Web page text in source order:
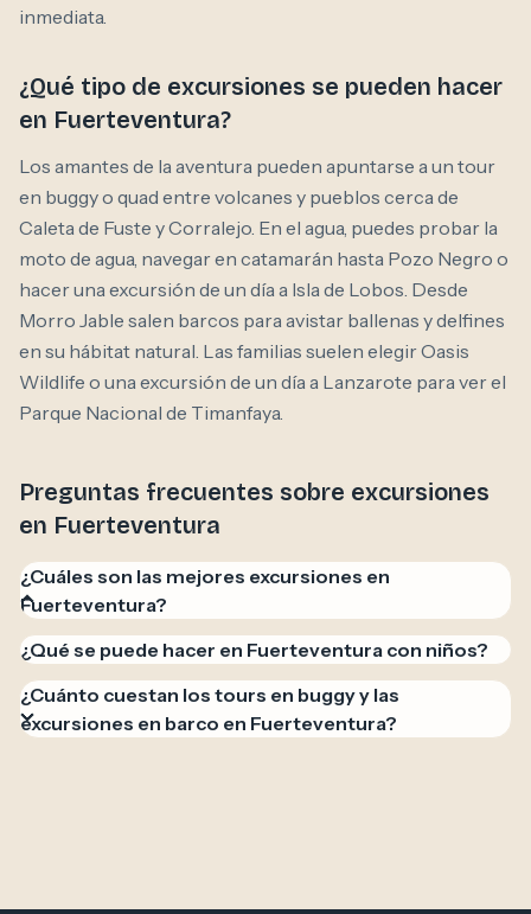
inmediata.
¿Qué tipo de excursiones se pueden hacer
en Fuerteventura?
Los amantes de la aventura pueden apuntarse a un tour
en buggy o quad entre volcanes y pueblos cerca de
Caleta de Fuste y Corralejo. En el agua, puedes probar la
moto de agua, navegar en catamarán hasta Pozo Negro o
hacer una excursión de un día a Isla de Lobos. Desde
Morro Jable salen barcos para avistar ballenas y delfines
en su hábitat natural. Las familias suelen elegir Oasis
Wildlife o una excursión de un día a Lanzarote para ver el
Parque Nacional de Timanfaya.
Preguntas frecuentes sobre excursiones
en Fuerteventura
¿Cuáles son las mejores excursiones en
Fuerteventura?
Las opciones más populares son los tours en buggy
desde Caleta de Fuste y Corralejo, el avistamiento de
ballenas y delfines en barco desde Morro Jable, el
crucero en catamarán a Isla de Lobos y la excursión
¿Qué se puede hacer en Fuerteventura con niños?
¿Cuánto cuestan los tours en buggy y las
excursiones en barco en Fuerteventura?